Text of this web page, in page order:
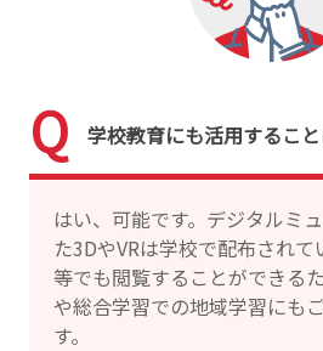
学校教育にも活用するこ
はい、可能です。デジタルミ
た3DやVRは学校で配布され
等でも閲覧することができる
や総合学習での地域学習にも
す。